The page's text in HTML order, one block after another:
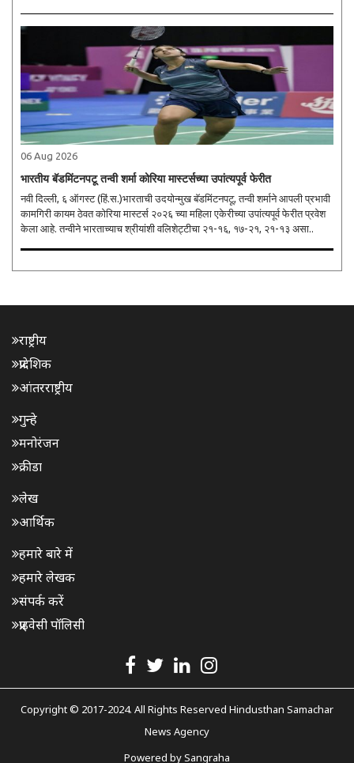
06 Aug 2026
भारतीय बॅडमिंटनपटू तन्वी शर्मा कोरिया मास्टर्सच्या उपांत्यपूर्व फेरीत
नवी दिल्ली, ६ ऑगस्ट (हिं.स.)भारताची उदयोन्मुख बॅडमिंटनपटू, तन्वी शर्माने आपली प्रभावी
कामगिरी कायम ठेवत कोरिया मास्टर्स २०२६ च्या महिला एकेरीच्या उपांत्यपूर्व फेरीत प्रवेश
केला आहे. तन्वीने भारताच्याच श्रीयांशी वलिशेट्टीचा २१-१६, १७-२१, २१-१३ असा..
राष्ट्रीय
प्रादेशिक
आंतरराष्ट्रीय
गुन्हे
मनोरंजन
क्रीडा
लेख
आर्थिक
हमारे बारे में
हमारे लेखक
संपर्क करें
प्राइवेसी पॉलिसी
Copyright © 2017-2024. All Rights Reserved Hindusthan Samachar
News Agency
Powered bySangraha